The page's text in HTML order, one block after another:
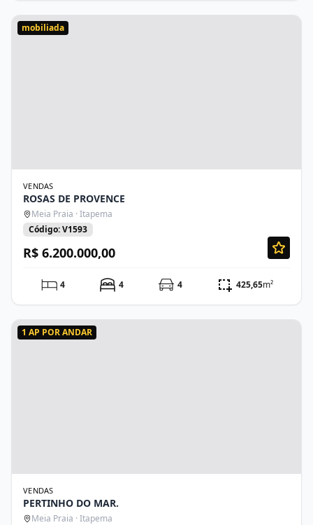
mobiliada
VENDAS
ROSAS DE PROVENCE
Meia Praia · Itapema
Código: V1593
R$ 6.200.000,00
4 4 4 425,65m²
1 AP POR ANDAR
VENDAS
PERTINHO DO MAR.
Meia Praia · Itapema